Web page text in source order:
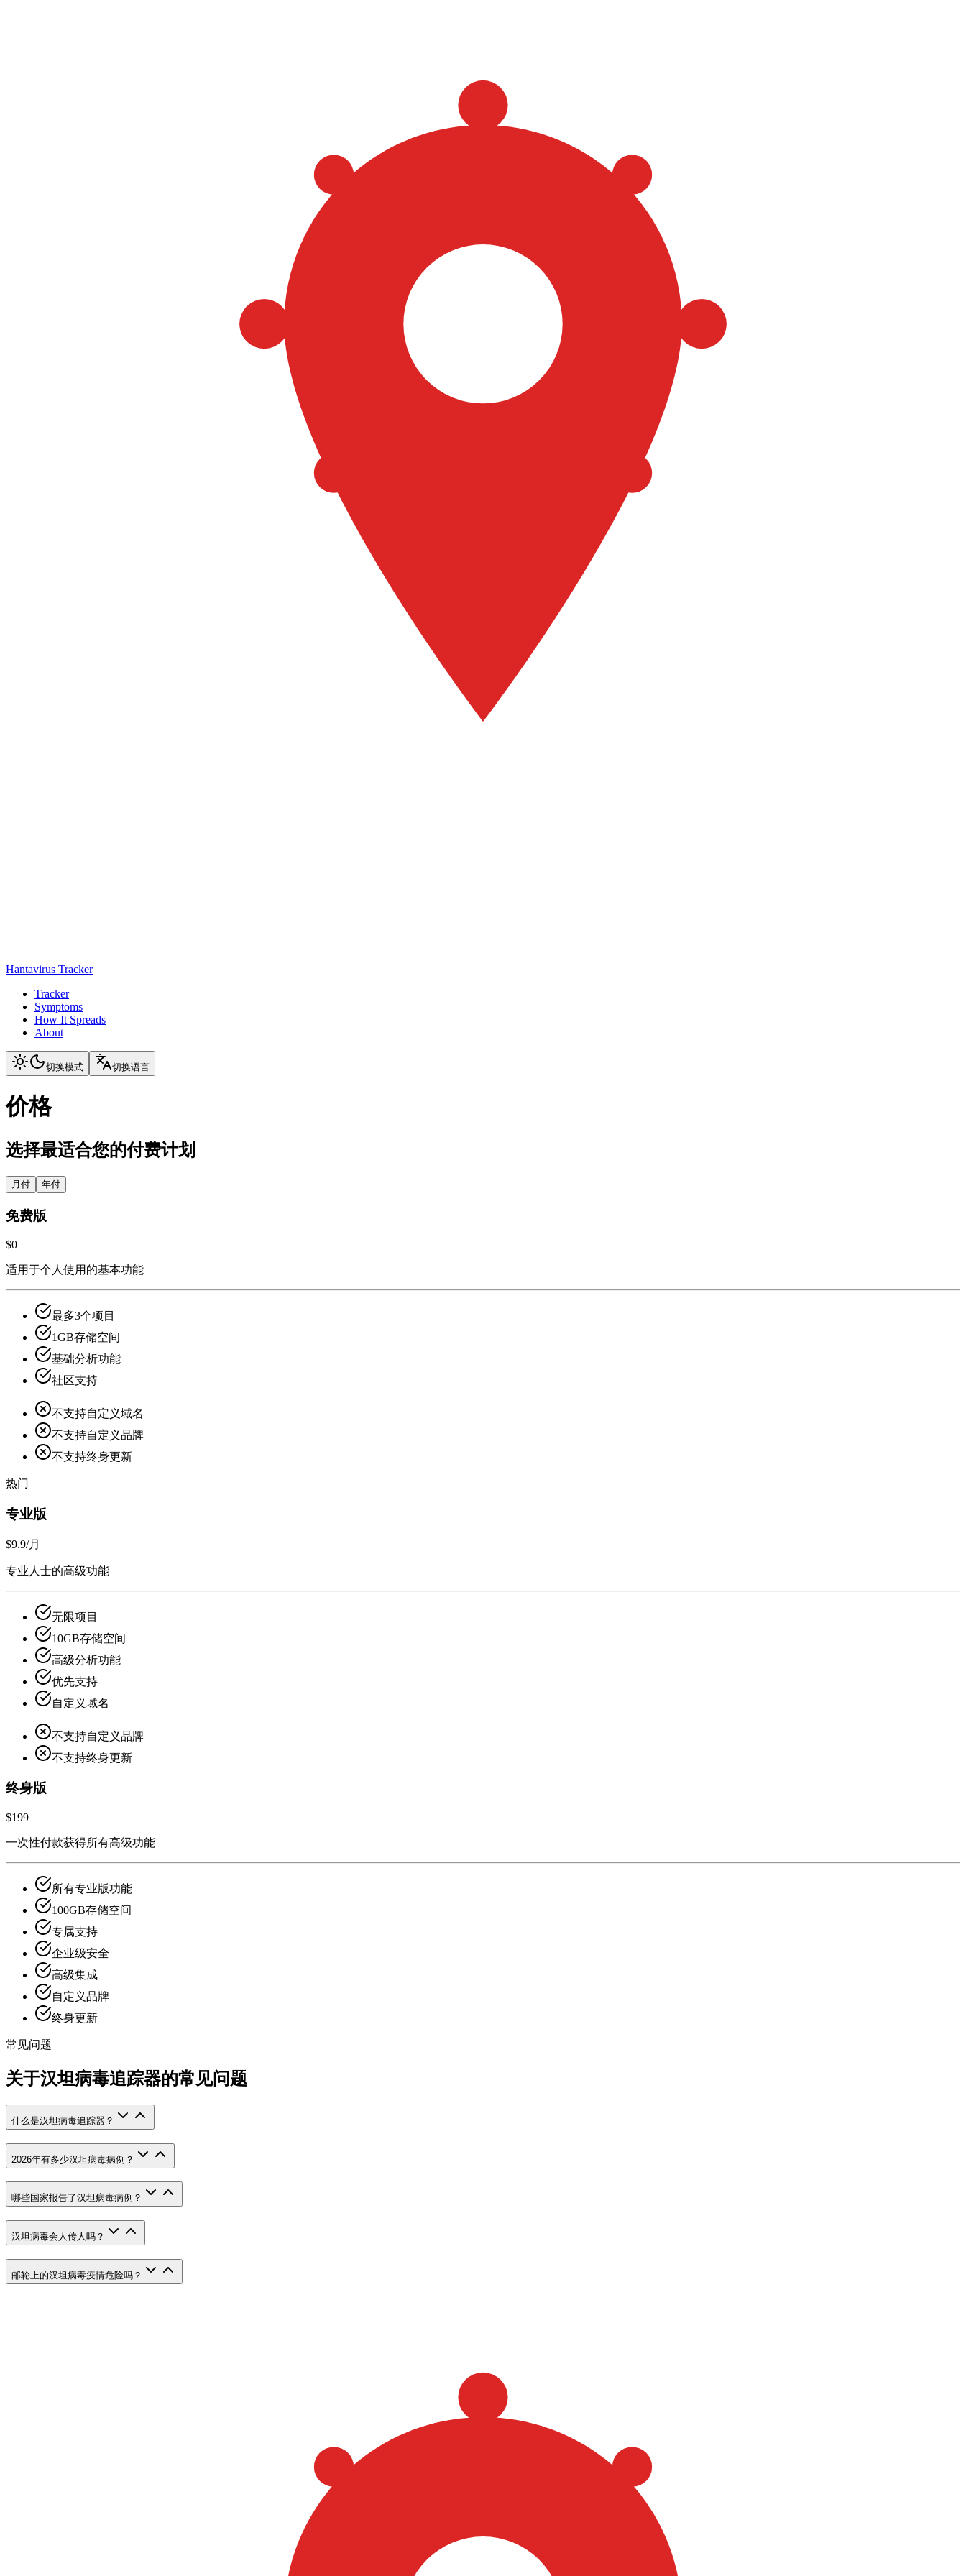
Hantavirus Tracker
Tracker
Symptoms
How It Spreads
About
切换模式 切换语言
价格
选择最适合您的付费计划
月付 年付
免费版
$0
适用于个人使用的基本功能
最多3个项目
1GB存储空间
基础分析功能
社区支持
不支持自定义域名
不支持自定义品牌
不支持终身更新
热门
专业版
$9.9/月
专业人士的高级功能
无限项目
10GB存储空间
高级分析功能
优先支持
自定义域名
不支持自定义品牌
不支持终身更新
终身版
$199
一次性付款获得所有高级功能
所有专业版功能
100GB存储空间
专属支持
企业级安全
高级集成
自定义品牌
终身更新
常见问题
关于汉坦病毒追踪器的常见问题
什么是汉坦病毒追踪器？
2026年有多少汉坦病毒病例？
哪些国家报告了汉坦病毒病例？
汉坦病毒会人传人吗？
邮轮上的汉坦病毒疫情危险吗？